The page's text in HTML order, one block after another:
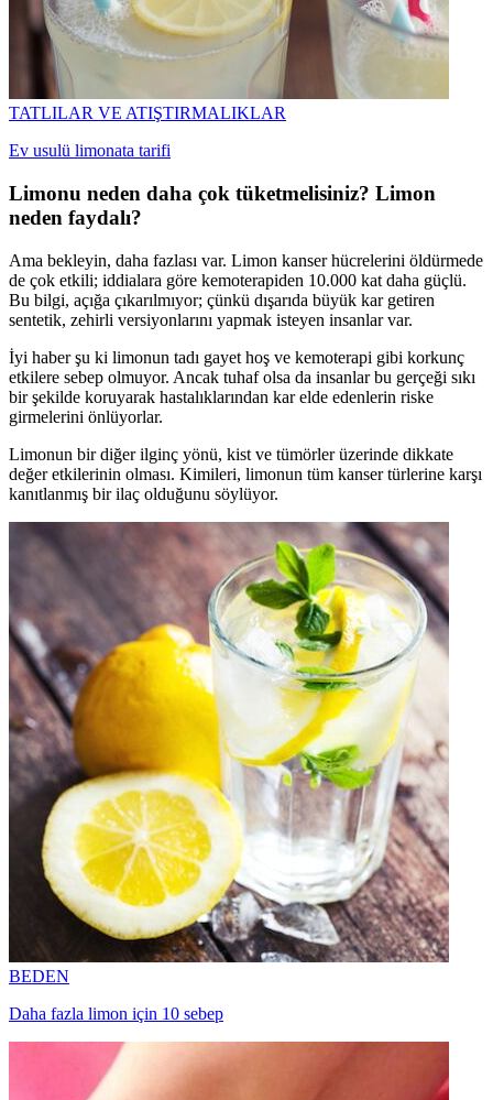
TATLILAR VE ATIŞTIRMALIKLAR
Ev usulü limonata tarifi
Limonu neden daha çok tüketmelisiniz? Limon
neden faydalı?
Ama bekleyin, daha fazlası var. Limon kanser hücrelerini öldürmede
de çok etkili; iddialara göre kemoterapiden 10.000 kat daha güçlü.
Bu bilgi, açığa çıkarılmıyor; çünkü dışarıda büyük kar getiren
sentetik, zehirli versiyonlarını yapmak isteyen insanlar var.
İyi haber şu ki limonun tadı gayet hoş ve kemoterapi gibi korkunç
etkilere sebep olmuyor. Ancak tuhaf olsa da insanlar bu gerçeği sıkı
bir şekilde koruyarak hastalıklarından kar elde edenlerin riske
girmelerini önlüyorlar.
Limonun bir diğer ilginç yönü, kist ve tümörler üzerinde dikkate
değer etkilerinin olması. Kimileri, limonun tüm kanser türlerine karşı
kanıtlanmış bir ilaç olduğunu söylüyor.
BEDEN
Daha fazla limon için 10 sebep